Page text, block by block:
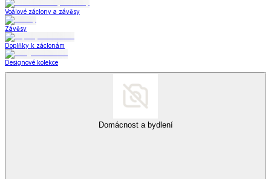
Voálové záclony a závěsy
Závěsy
Doplňky k záclonám
Designové kolekce
Domácnost a bydlení